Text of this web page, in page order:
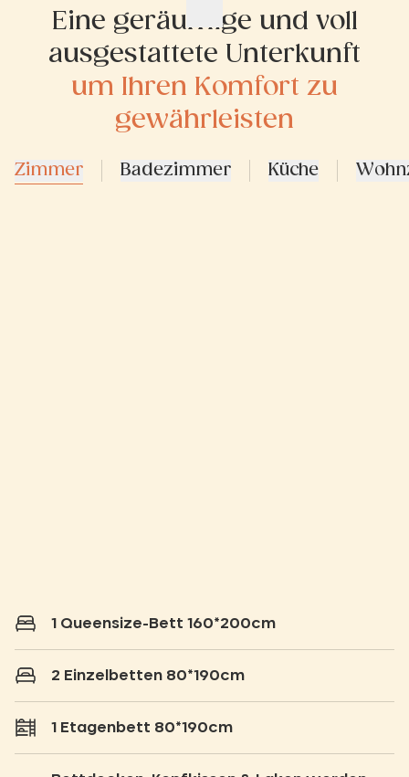
Eine geräumige und voll
ausgestattete Unterkunft
um Ihren Komfort zu
gewährleisten
Zimmer Badezimmer Küche
1 Queensize-Bett 160*200cm
2 Einzelbetten 80*190cm
1 Etagenbett 80*190cm